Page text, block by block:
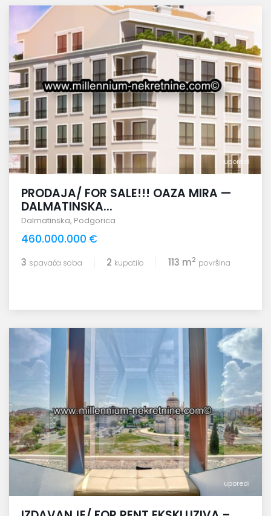
uporedi
PRODAJA/ FOR SALE!!! OAZA MIRA —
DALMATINSKA...
Dalmatinska, Podgorica
460.000.000 €
3 spavaća soba 2 kupatilo 113 m2 površina
uporedi